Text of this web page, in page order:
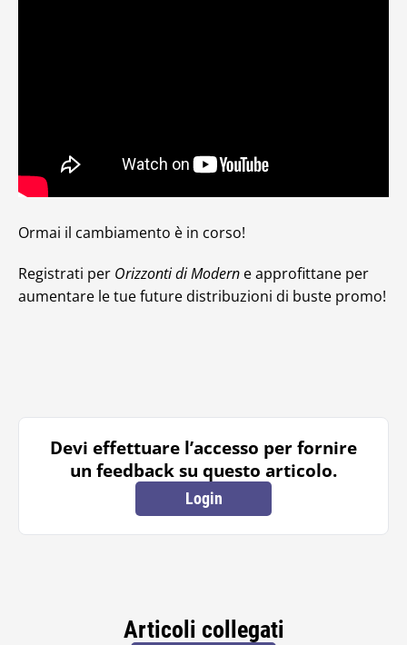
Ormai il cambiamento è in corso!
Registrati per Orizzonti di Modern e approfittane per
aumentare le tue future distribuzioni di buste promo!
Devi effettuare l’accesso per fornire
un feedback su questo articolo.
Login
Articoli collegati